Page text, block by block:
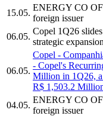
15.05.
ENERGY CO
foreign issuer
06.05.
Copel 1Q26
strategic expansion
06.05.
Copel -
- Copel's
Million in 1Q26, a
R$ 1,503.2
04.05.
ENERGY CO
foreign issuer